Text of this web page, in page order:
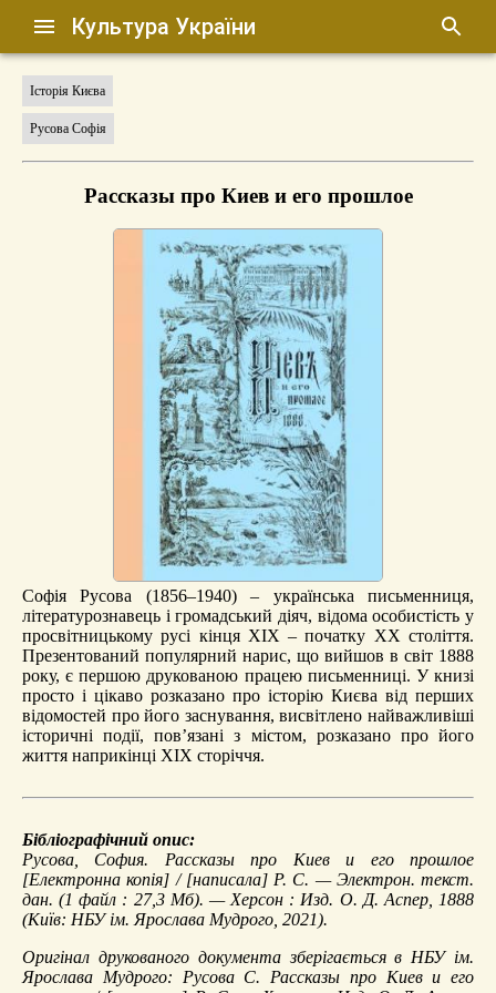
Культура України
Історія Києва
Русова Софія
Рассказы про Киев и его прошлое
Софія Русова (1856–1940) – українська письменниця,
літературознавець і громадський діяч, відома особистість у
просвітницькому русі кінця XIX – початку XX століття.
Презентований популярний нарис, що вийшов в світ 1888
року, є першою друкованою працею письменниці. У книзі
просто і цікаво розказано про історію Києва від перших
відомостей про його заснування, висвітлено найважливіші
історичні події, пов’язані з містом, розказано про його
життя наприкінці ХІХ сторіччя.
Бібліографічний опис:
Русова, София. Рассказы про Киев и его прошлое
[Електронна копія] / [написала] Р. С. — Электрон. текст.
дан. (1 файл : 27,3 Мб). — Херсон : Изд. О. Д. Аспер, 1888
(Київ: НБУ ім. Ярослава Мудрого, 2021).
Оригінал друкованого документа зберігається в НБУ ім.
Ярослава Мудрого: Русова С. Рассказы про Киев и его